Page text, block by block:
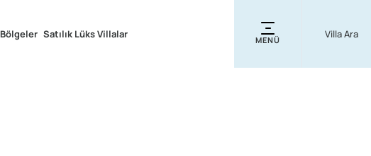
Bölgeler Satılık Lüks Villalar MENÜ